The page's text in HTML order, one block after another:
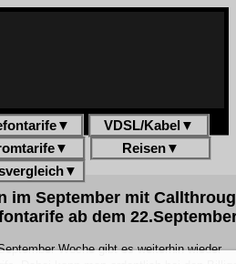
▼ VDSL/Kabel ▼
▼ Reisen▼
▼
im September mit
ab dem
Woche gibt es weiterhin wieder